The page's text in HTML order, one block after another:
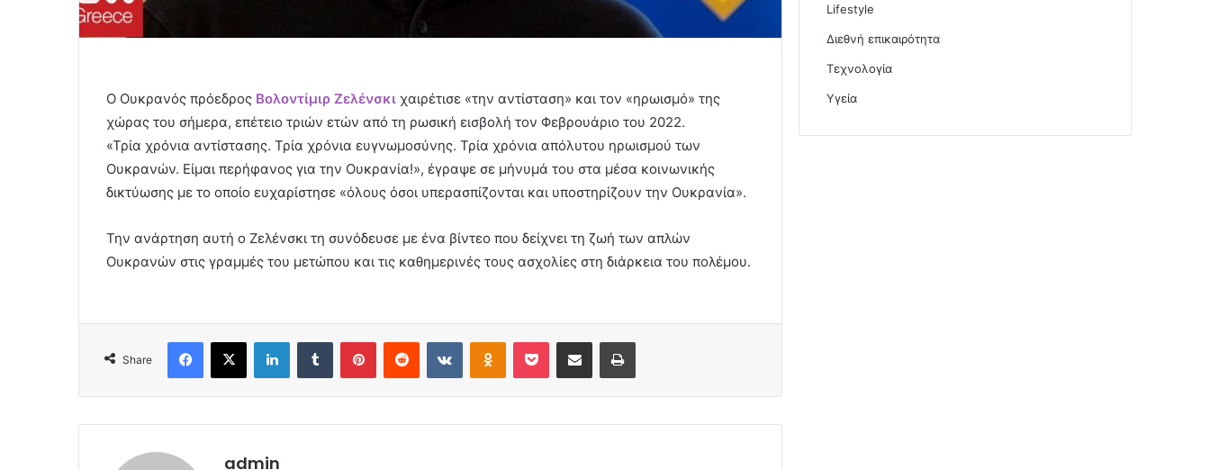
Ο Ουκρανός πρόεδρος Βολοντίμιρ Ζελένσκι χαιρέτισε «την αντίσταση» και τον «ηρωισμό» της
χώρας του σήμερα, επέτειο τριών ετών από τη ρωσική εισβολή τον Φεβρουάριο του 2022.
«Τρία χρόνια αντίστασης. Τρία χρόνια ευγνωμοσύνης. Τρία χρόνια απόλυτου ηρωισμού των
Ουκρανών. Είμαι περήφανος για την Ουκρανία!», έγραψε σε μήνυμά του στα μέσα κοινωνικής
δικτύωσης με το οποίο ευχαρίστησε «όλους όσοι υπερασπίζονται και υποστηρίζουν την Ουκρανία».
Την ανάρτηση αυτή ο Ζελένσκι τη συνόδευσε με ένα βίντεο που δείχνει τη ζωή των απλών
Ουκρανών στις γραμμές του μετώπου και τις καθημερινές τους ασχολίες στη διάρκεια του πολέμου.
Share
Facebook
X LinkedInTumblr PinterestReddit VKontakteOdnoklassniki
Pocket Share via Email Print
admin
Lifestyle
Διεθνή επικαιρότητα
Τεχνολογία
Υγεία